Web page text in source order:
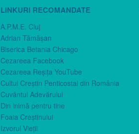
LINKURI RECOMANDATE
A.P.M.E. Cluj
Adrian Tămăşan
Biserica Betania Chicago
Cezareea Facebook
Cezareea Reşiţa YouTube
Cultul Creştin Penticostal din România
Cuvântul Adevărului
Din inimă pentru tine
Foaia Creştinului
Izvorul Vieţii